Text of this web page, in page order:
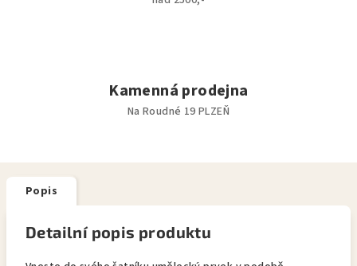
Kamenná prodejna
Na Roudné 19 PLZEŇ
Popis
Detailní popis produktu